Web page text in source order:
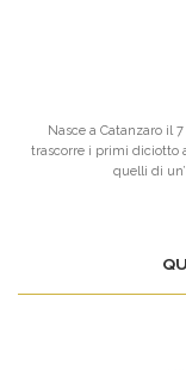
Nasce a Catanzaro il
trascorre i primi diciotto
quelli di